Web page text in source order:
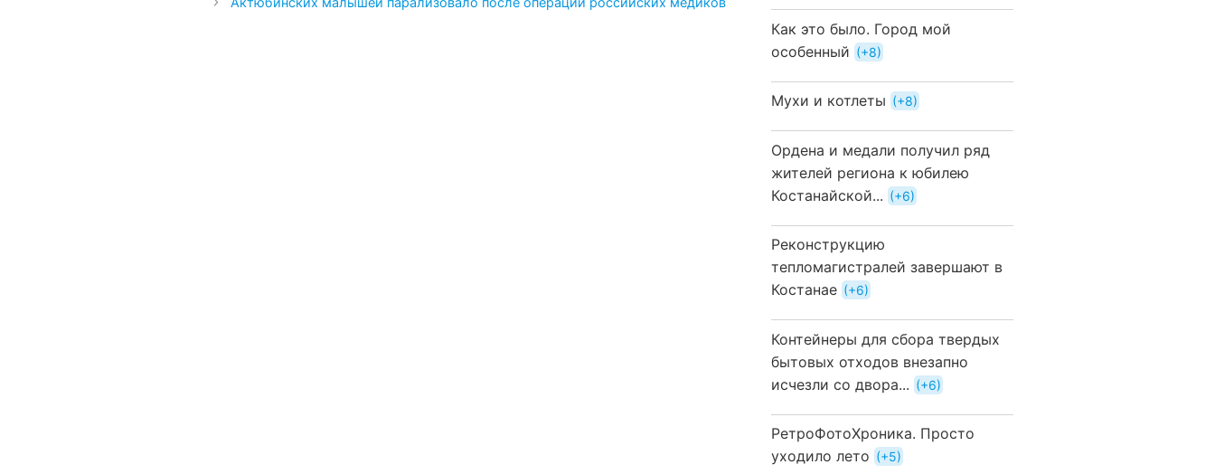
Как это было. Город мой
особенный
+8
Мухи и котлеты +8
Ордена и медали получил ряд
жителей региона к юбилею
Костанайской...
+6
Реконструкцию
тепломагистралей завершают в
Костанае
+6
Контейнеры для сбора твердых
бытовых отходов внезапно
исчезли со двора...
+6
РетроФотоХроника. Просто
уходило лето
+5